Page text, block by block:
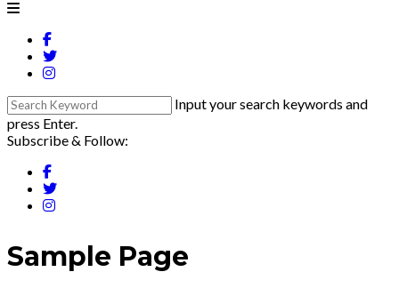
Input your search keywords and
press Enter.
Subscribe & Follow:
Sample Page